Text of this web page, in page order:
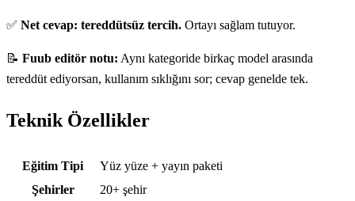
✅ Net cevap: tereddütsüz tercih. Ortayı sağlam tutuyor.
📝 Fuub editör notu: Aynı kategoride birkaç model arasında
tereddüt ediyorsan, kullanım sıklığını sor; cevap genelde tek.
Teknik Özellikler
Teknik özellikler
Eğitim Tipi
Yüz yüze + yayın paketi
Şehirler
20+ şehir